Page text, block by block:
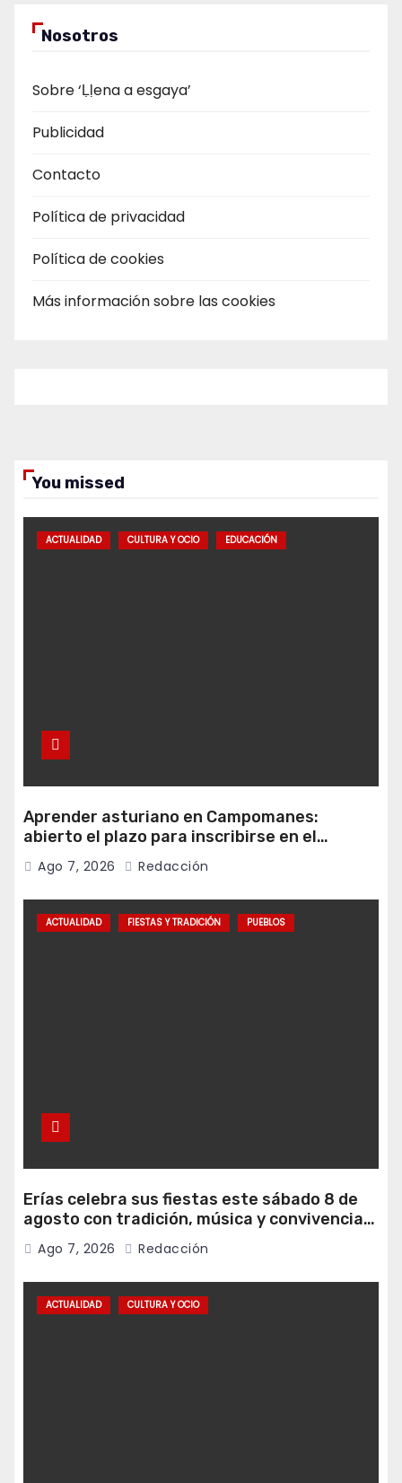
Nosotros
Sobre ‘Ḷḷena a esgaya’
Publicidad
Contacto
Política de privacidad
Política de cookies
Más información sobre las cookies
You missed
ACTUALIDAD CULTURA Y OCIO EDUCACIÓN
Aprender asturiano en Campomanes:
abierto el plazo para inscribirse en el
programa Falamos
Ago 7, 2026 Redacción
ACTUALIDAD FIESTAS Y TRADICIÓN PUEBLOS
Erías celebra sus fiestas este sábado 8 de
agosto con tradición, música y convivencia
vecinal
Ago 7, 2026 Redacción
ACTUALIDAD CULTURA Y OCIO